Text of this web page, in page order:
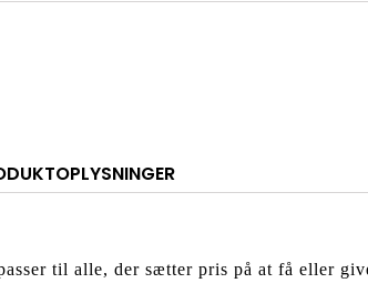
til alle, der sætter pris på at få eller